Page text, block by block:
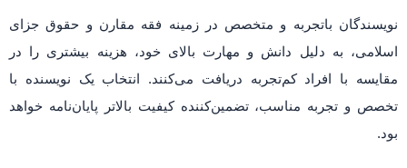
نویسندگان باتجربه و متخصص در زمینه فقه مقارن و حقوق جزای
اسلامی، به دلیل دانش و مهارت بالای خود، هزینه بیشتری را در
مقایسه با افراد کم‌تجربه دریافت می‌کنند. انتخاب یک نویسنده با
تخصص و تجربه مناسب، تضمین‌کننده کیفیت بالاتر پایان‌نامه خواهد
بود.